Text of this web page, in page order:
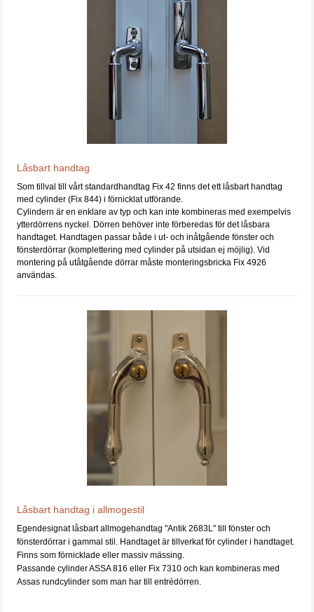
Låsbart handtag
Som tillval till vårt standardhandtag Fix 42 finns det ett låsbart handtag
med cylinder (Fix 844) i förnicklat utförande.
Cylindern är en enklare av typ och kan inte kombineras med exempelvis
ytterdörrens nyckel. Dörren behöver inte förberedas för det låsbara
handtaget. Handtagen passar både i ut- och inåtgående fönster och
fönsterdörrar (komplettering med cylinder på utsidan ej möjlig). Vid
montering på utåtgående dörrar måste monteringsbricka Fix 4926
användas.
Låsbart handtag i allmogestil
Egendesignat låsbart allmogehandtag "Antik 2683L" till fönster och
fönsterdörrar i gammal stil. Handtaget är tillverkat för cylinder i handtaget.
Finns som förnicklade eller massiv mässing.
Passande cylinder ASSA 816 eller Fix 7310 och kan kombineras med
Assas rundcylinder som man har till entrédörren.